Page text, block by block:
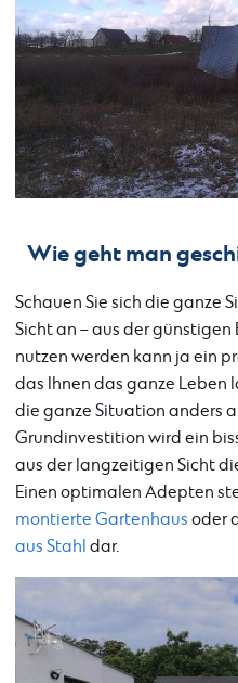
Wie geht man
Schauen Sie sich die ganze
Sicht an – aus der
nutzen werden kann ja ein
das Ihnen das ganze Leben
die ganze Situation anders
Grundinvestition wird ein
aus der langzeitigen Sicht
Einen optimalen Adepten
montierte Gartenhaus oder
aus Stahl dar.